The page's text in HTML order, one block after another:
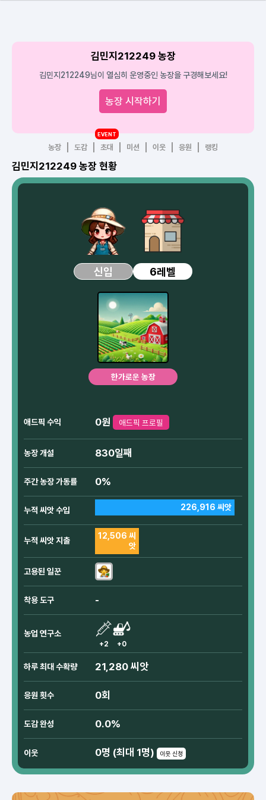
김민지212249 농장
김민지212249님이 열심히 운영중인 농장을 구경해보세요!
농장 시작하기
농장 도감 초대
EVENT
미션 이웃 응원 랭킹
김민지212249 농장 현황
신입 6레벨
한가로운 농장
애드픽 수익 0원 애드픽 프로필
농장 개설 830일째
주간 농장 가동률 0%
누적 씨앗 수입 226,916 씨앗
누적 씨앗 지출
12,506 씨
앗
고용된 일꾼
착용 도구 -
농업 연구소
+2 +0
하루 최대 수확량 21,280 씨앗
응원 횟수 0회
도감 완성 0.0%
이웃 0명 (최대 1명) 이웃 신청